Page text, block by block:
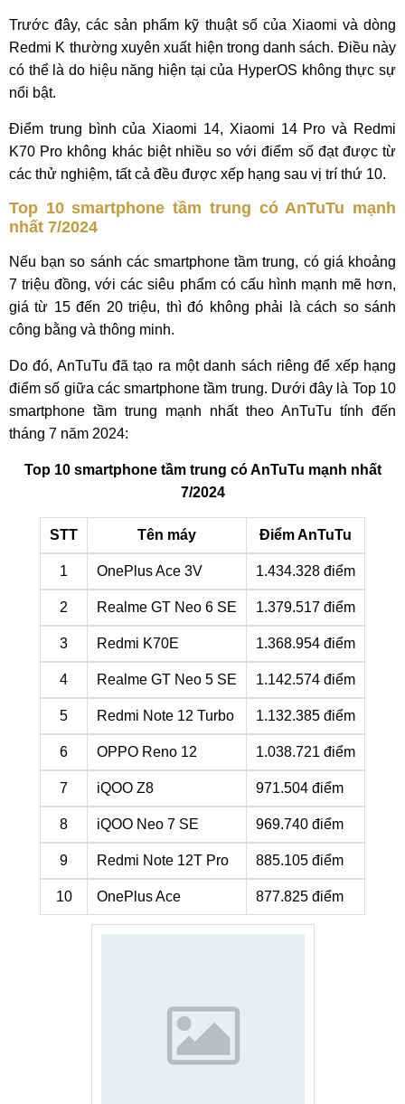
Trước đây, các sản phẩm kỹ thuật số của Xiaomi và dòng
Redmi K thường xuyên xuất hiện trong danh sách. Điều này
có thể là do hiệu năng hiện tại của HyperOS không thực sự
nổi bật.
Điểm trung bình của Xiaomi 14, Xiaomi 14 Pro và Redmi
K70 Pro không khác biệt nhiều so với điểm số đạt được từ
các thử nghiệm, tất cả đều được xếp hạng sau vị trí thứ 10.
Top 10 smartphone tầm trung có AnTuTu mạnh
nhất 7/2024
Nếu bạn so sánh các smartphone tầm trung, có giá khoảng
7 triệu đồng, với các siêu phẩm có cấu hình mạnh mẽ hơn,
giá từ 15 đến 20 triệu, thì đó không phải là cách so sánh
công bằng và thông minh.
Do đó, AnTuTu đã tạo ra một danh sách riêng để xếp hạng
điểm số giữa các smartphone tầm trung. Dưới đây là Top 10
smartphone tầm trung mạnh nhất theo AnTuTu tính đến
tháng 7 năm 2024:
Top 10 smartphone tầm trung có AnTuTu mạnh nhất
7/2024
STT Tên máy Điểm AnTuTu
1 OnePlus Ace 3V 1.434.328 điểm
2 Realme GT Neo 6 SE 1.379.517 điểm
3 Redmi K70E 1.368.954 điểm
4 Realme GT Neo 5 SE 1.142.574 điểm
5 Redmi Note 12 Turbo 1.132.385 điểm
6 OPPO Reno 12 1.038.721 điểm
7 iQOO Z8 971.504 điểm
8 iQOO Neo 7 SE 969.740 điểm
9 Redmi Note 12T Pro 885.105 điểm
10 OnePlus Ace 877.825 điểm